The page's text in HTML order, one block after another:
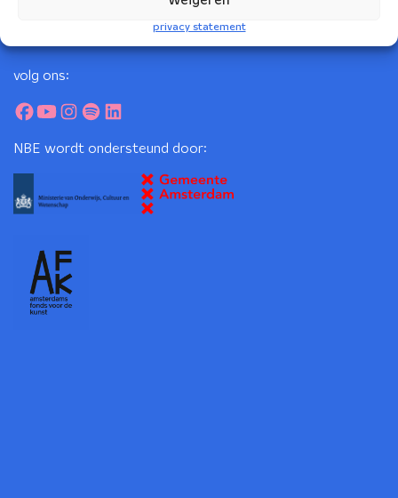
privacy statement
volg ons:
NBE wordt ondersteund door: